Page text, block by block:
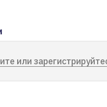
или